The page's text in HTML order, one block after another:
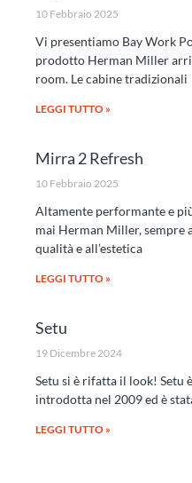
10 Febbraio 2025
Vi presentiamo Bay Work
prodotto Herman Miller
room. Le cabine tradizionali
LEGGI TUTTO »
Mirra 2 Refresh
10 Febbraio 2025
Altamente performante e
mai Herman Miller, sempre
qualità e all’estetica
LEGGI TUTTO »
Setu
19 Dicembre 2024
Setu si è rifatta il look! Setu
introdotta nel 2009 ed è
LEGGI TUTTO »